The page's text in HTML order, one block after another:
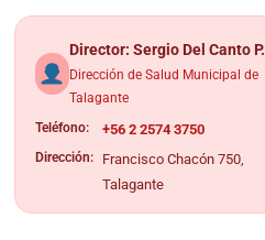
Director: Sergio Del Canto P.
Dirección de Salud Municipal de
Talagante
Teléfono:
+56 2 2574 3750
Dirección:
Francisco Chacón 750,
Talagante